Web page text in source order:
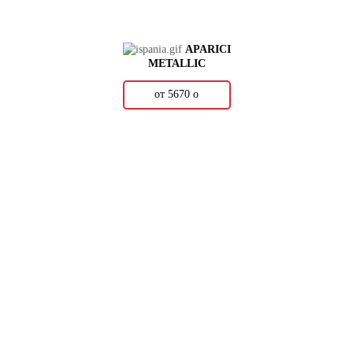
APARICI
METALLIC
от 5670 о